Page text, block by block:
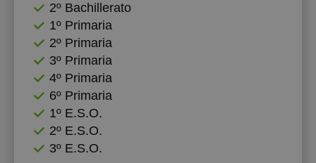
2º Bachillerato
1º Primaria
2º Primaria
3º Primaria
4º Primaria
6º Primaria
1º E.S.O.
2º E.S.O.
3º E.S.O.